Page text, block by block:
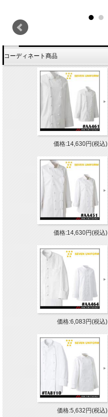
コーディネート商品
価格:14,630円(税込)
価格:14,630円(税込)
価格:6,083円(税込)
価格:5,632円(税込)